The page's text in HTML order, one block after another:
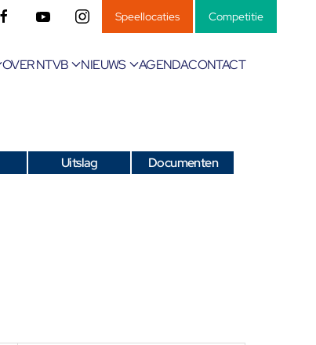
Speellocaties Competitie
OVER NTVB NIEUWS AGENDACONTACT
Uitslag Documenten